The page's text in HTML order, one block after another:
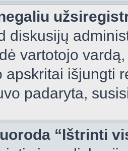
diskusijų
vartotojo
apskritai išjungti
padaryta,
“Ištrinti